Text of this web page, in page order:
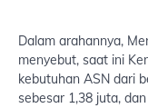
Dalam arahannya,
menyebut, saat ini
kebutuhan ASN dari
sebesar 1,38 juta,